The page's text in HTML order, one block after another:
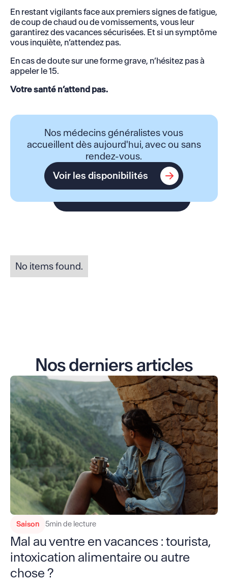
En restant vigilants face aux premiers signes de fatigue,
de coup de chaud ou de vomissements, vous leur
garantirez des vacances sécurisées. Et si un symptôme
vous inquiète, n’attendez pas.
En cas de doute sur une forme grave, n’hésitez pas à
appeler le 15.
Votre santé n’attend pas.
Nos médecins généralistes vous
accueillent dès aujourd'hui, avec ou sans
rendez-vous.
Voir les disponibilités
Voir les disponibilités
No items found.
Nos derniers articles
Saison 5min de lecture
Mal au ventre en vacances : tourista,
intoxication alimentaire ou autre
chose ?